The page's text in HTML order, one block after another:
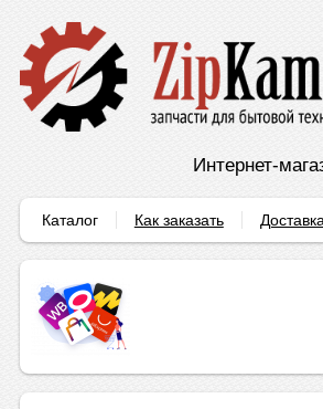
Интернет-
Каталог Как заказать